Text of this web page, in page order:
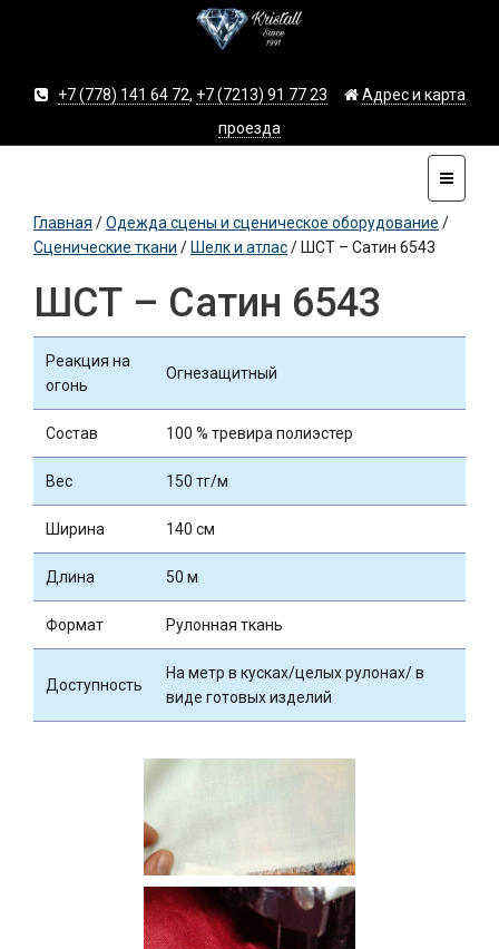
+7 (778) 141 64 72, +7 (7213) 91 77 23
Адрес и карта
проезда
Главная /Одежда сцены и сценическое оборудование /
Сценические ткани / Шелк и атлас/ ШСТ – Сатин 6543
ШСТ – Сатин 6543
Реакция на
огонь
Огнезащитный
Состав 100 % тревира полиэстер
Вес 150 тг/м
Ширина 140 см
Длина 50 м
Формат Рулонная ткань
Доступность
На метр в кусках/целых рулонах/ в
виде готовых изделий